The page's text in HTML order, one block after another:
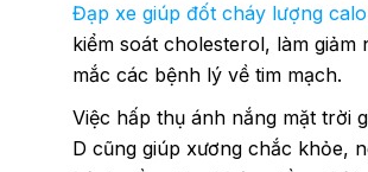
Đạp xe giúp đốt cháy lượng
kiểm soát cholesterol, làm giảm
mắc các bệnh lý về tim mạch.
Việc hấp thụ ánh nắng mặt trời
D cũng giúp xương chắc khỏe,